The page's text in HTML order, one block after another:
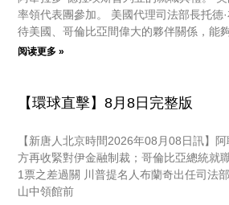
率領代表團參加。 美國代理司法部長托德
待美國、哥倫比亞間偉大的夥伴關係，能
阅读更多 »
【環球直擊】8月8日完整版
【新唐人北京時間2026年08月08日訊】
方再收緊對伊金融制裁；哥倫比亞總統就
1票之差過關 川普提名人布蘭奇出任司法
山中領館前